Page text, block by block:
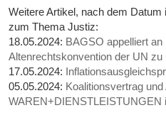
Weitere Artikel, nach dem
zum Thema Justiz:
18.05.2024: BAGSO appelliert an
Altenrechtskonvention der UN zu
17.05.2024:
05.05.2024: Koalitionsvertrag und
WAREN+DIENSTLEISTUNGEN